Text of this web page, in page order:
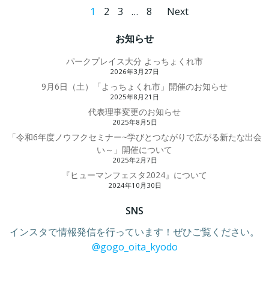
Posts
navigation
Page
1 Page
2 Page
3 … Page
8
Posts
Next
お知らせ
パークプレイス大分 よっちょくれ市
2026年3月27日
9月6日（土）「よっちょくれ市」開催のお知らせ
2025年8月21日
代表理事変更のお知らせ
2025年8月5日
「令和6年度ノウフクセミナー~学びとつながりで広がる新たな出会
い～」開催について
2025年2月7日
『ヒューマンフェスタ2024』について
2024年10月30日
SNS
インスタで情報発信を行っています！ぜひご覧ください。
@gogo_oita_kyodo